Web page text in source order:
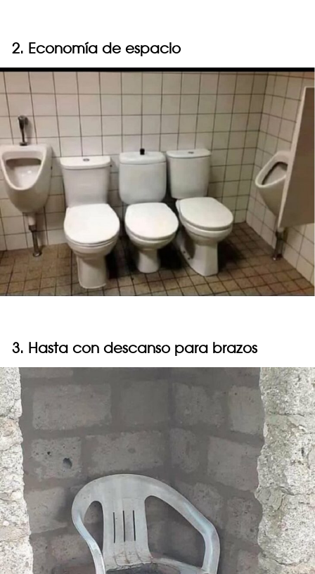
2. Economía de espacio
3. Hasta con descanso para brazos